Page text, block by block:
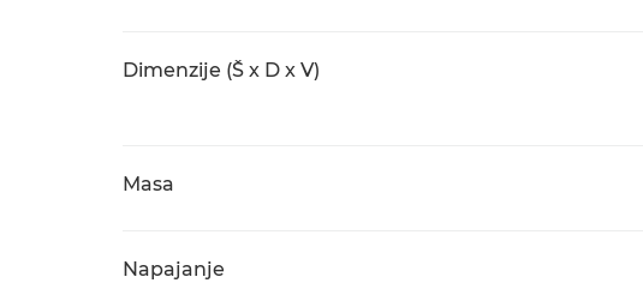
Dimenzije (Š x D x V)
Masa
Napajanje